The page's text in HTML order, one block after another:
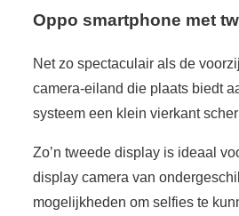
Oppo smartphone met
Net zo spectaculair als de
camera-eiland die plaats biedt
systeem een klein vierkant
Zo’n tweede display is ideaal
display camera van
mogelijkheden om selfies te